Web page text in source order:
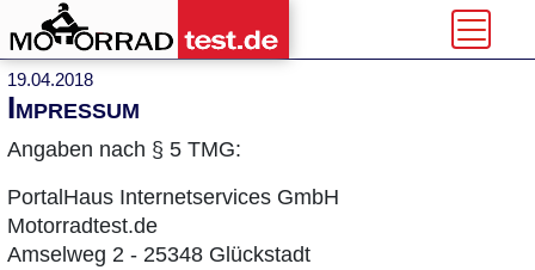
19.04.2018
Impressum
Angaben nach § 5 TMG:
PortalHaus Internetservices GmbH
Motorradtest.de
Amselweg 2 - 25348 Glückstadt